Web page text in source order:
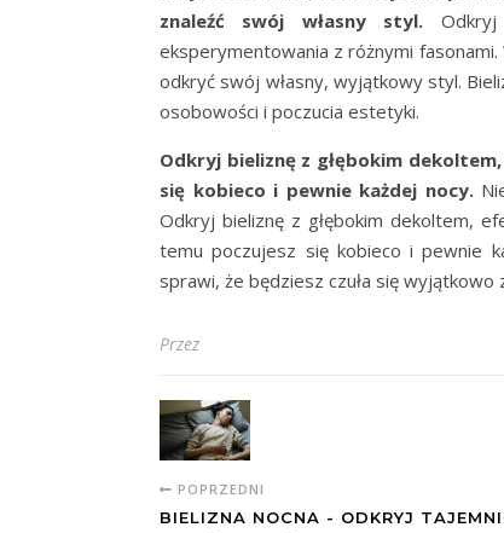
znaleźć swój własny styl.
eksperymentowania z różnymi
odkryć swój własny, wyjątkowy styl.
osobowości i poczucia estetyki.
Odkryj bieliznę z głębokim
się kobieco i pewnie każdej nocy.
Odkryj bieliznę z głębokim dekoltem,
temu poczujesz się kobieco i pewnie
sprawi, że będziesz czuła się
Przez
POPRZEDNI
BIELIZNA NOCNA - ODKRYJ